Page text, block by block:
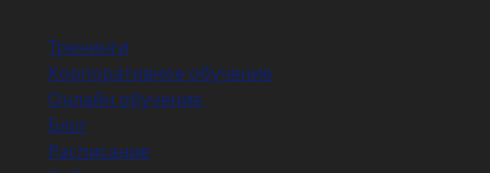
Тренинги
Корпоративное обучение
Онлайн обучение
Блог
Расписание